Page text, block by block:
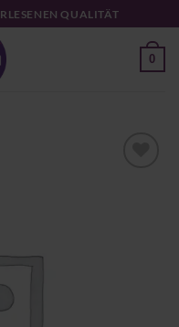
QUALITÄT
0